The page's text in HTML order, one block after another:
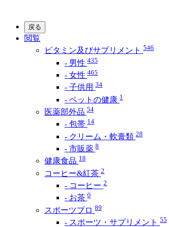
戻る
閲覧
ビタミン及びサプリメント 546
- 男性 435
- 女性 465
- 子供用 34
- ペットの健康 1
医薬部外品 54
- 包帯 14
- クリーム・軟膏類 28
- 市販薬 8
健康食品 18
コーヒー&紅茶 2
- コーヒー 2
- お茶 0
スポーツプロ 89
- スポーツ・サプリメント 55